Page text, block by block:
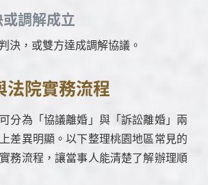
調解成立
決，或雙方達成調解協議。
法院實務流程
分為「協議離婚」與「訴訟離婚」兩
差異明顯。以下整理桃園地區常見的
務流程，讓當事人能清楚了解辦理順